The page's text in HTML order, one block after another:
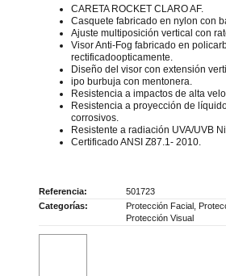
CARETA ROCKET CLARO AF.
Casquete fabricado en nylon con
Ajuste multiposición vertical con
Visor Anti-Fog fabricado en
rectificadoopticamente.
Diseño del visor con extensión
ipo burbuja con mentonera.
Resistencia a impactos de alta
Resistencia a proyección de
corrosivos.
Resistente a radiación UVA/UVB
Certificado ANSI Z87.1- 2010.
Referencia:
501723
Categorías:
Protección Facial ,
Protección Visual